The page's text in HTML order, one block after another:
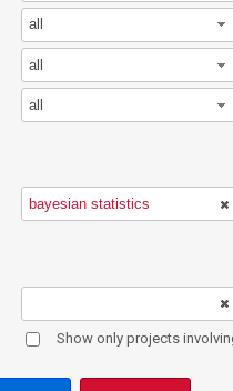
all
all
all
Show only projects